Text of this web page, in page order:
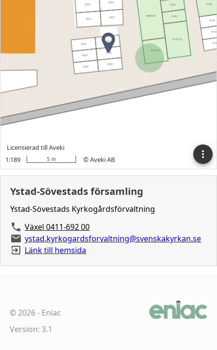
Ystad-Sövestads församling
Ystad-Sövestads Kyrkogårdsförvaltning
Växel 0411-692 00
ystad.kyrkogardsforvaltning@svenskakyrkan.se
Länk till hemsida
©2026- Eniac
Version: 3.1